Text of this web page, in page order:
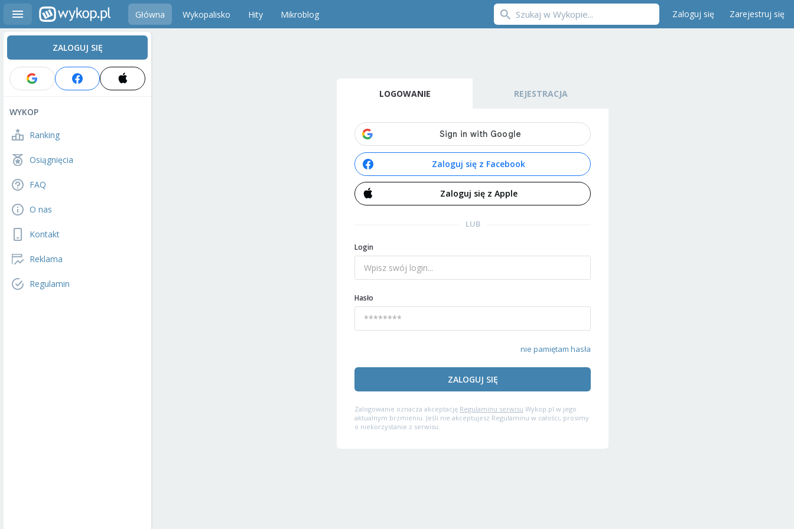
Główna Wykopalisko Hity Mikroblog Zaloguj się Zarejestruj się
ZALOGUJ SIĘ
WYKOP
Ranking
Osiągnięcia
FAQ
O nas
Kontakt
Reklama
Regulamin
LOGOWANIE REJESTRACJA
Zaloguj się z Facebook
Zaloguj się z Apple
LUB
Login
Hasło
nie pamiętam hasła
ZALOGUJ SIĘ
Zalogowanie oznacza akceptację Regulaminu serwisu Wykop.pl w jego
aktualnym brzmieniu. Jeśli nie akceptujesz Regulaminu w całości, prosimy
o niekorzystanie z serwisu.